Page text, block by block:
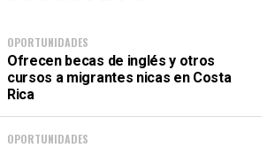
OPORTUNIDADES
Ofrecen becas de inglés y otros
cursos a migrantes nicas en Costa
Rica
OPORTUNIDADES